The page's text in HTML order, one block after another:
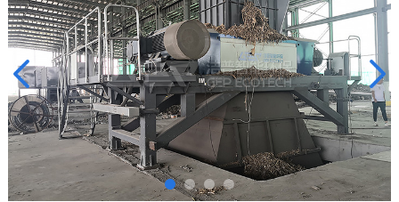
联系我们